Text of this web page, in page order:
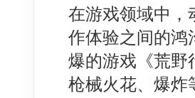
在游戏领域中，
作体验之间的鸿
爆的游戏《荒野
枪械火花、爆炸